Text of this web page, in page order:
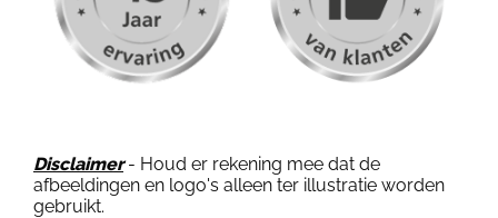
Disclaimer- Houd er rekening mee dat de
afbeeldingen en logo's alleen ter illustratie worden
gebruikt.